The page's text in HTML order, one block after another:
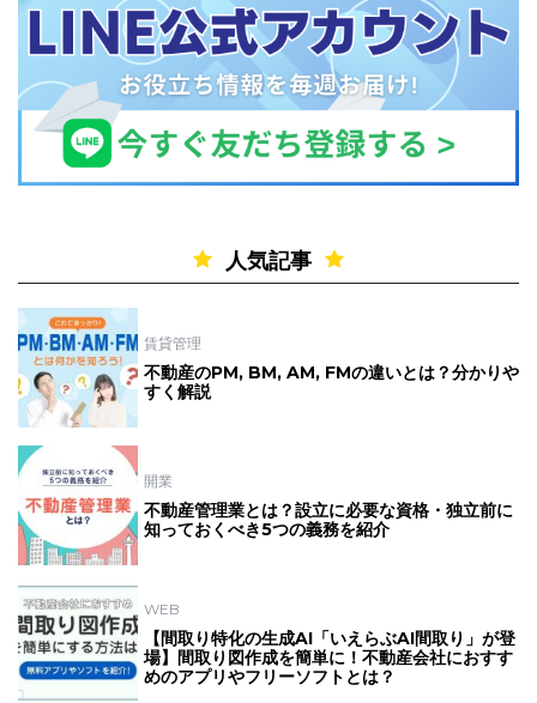
人気記事
賃貸管理
不動産のPM, BM, AM, FMの違いとは？分かりや
すく解説
開業
不動産管理業とは？設立に必要な資格・独立前に
知っておくべき5つの義務を紹介
WEB
【間取り特化の生成AI「いえらぶAI間取り」が登
場】間取り図作成を簡単に！不動産会社におすす
めのアプリやフリーソフトとは？